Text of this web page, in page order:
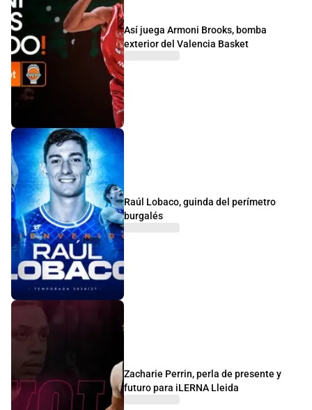
Así juega Armoni Brooks, bomba
exterior del Valencia Basket
Raúl Lobaco, guinda del perímetro
burgalés
Zacharie Perrin, perla de presente y
futuro para iLERNA Lleida